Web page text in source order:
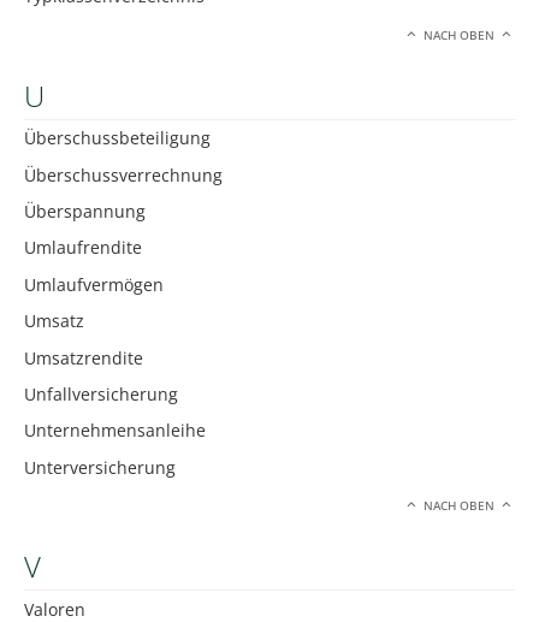
NACH OBEN
U
Überschussbeteiligung
Überschussverrechnung
Überspannung
Umlaufrendite
Umlaufvermögen
Umsatz
Umsatzrendite
Unfallversicherung
Unternehmensanleihe
Unterversicherung
NACH OBEN
V
Valoren